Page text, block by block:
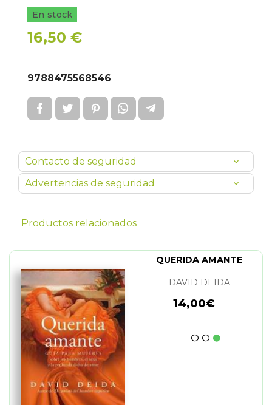
En stock
16,50 €
9788475568546
Contacto de seguridad
Advertencias de seguridad
Productos relacionados
QUERIDA AMANTE
DAVID DEIDA
14,00€